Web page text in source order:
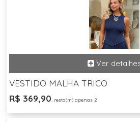
VESTIDO MALHA TRICO
R$ 369,90, resta(m) apenas 2